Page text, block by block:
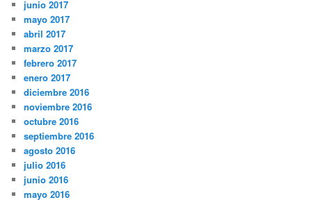
junio 2017
mayo 2017
abril 2017
marzo 2017
febrero 2017
enero 2017
diciembre 2016
noviembre 2016
octubre 2016
septiembre 2016
agosto 2016
julio 2016
junio 2016
mayo 2016